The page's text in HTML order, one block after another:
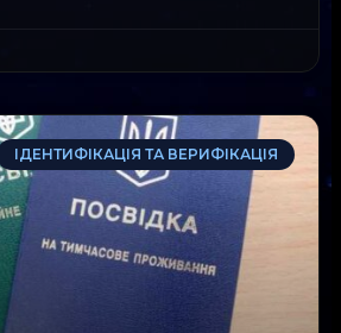
ІДЕНТИФІКАЦІЯ ТА ВЕРИФІКАЦІЯ